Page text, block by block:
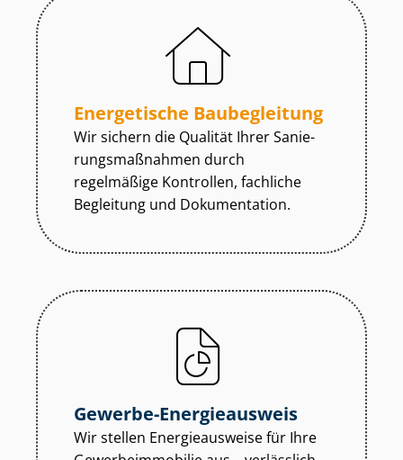
Energetische Baubegleitung
Wir sichern die Qualität Ihrer Sa­nie­
rungs­maß­nah­men durch
regelmäßige Kontrollen, fachliche
Begleitung und Dokumentation.
Gewerbe-Energieausweis
Wir stellen Energieausweise für Ihre